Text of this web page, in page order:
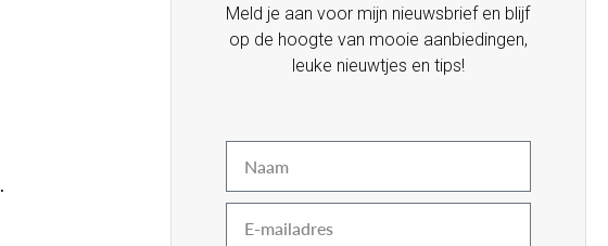
Meld je aan voor mijn nieuwsbrief en blijf
op de hoogte van mooie aanbiedingen,
leuke nieuwtjes en tips!
mail